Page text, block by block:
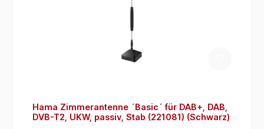
Hama Zimmerantenne ´Basic´ für DAB+, DAB,
DVB-T2, UKW, passiv, Stab (221081) (Schwarz)